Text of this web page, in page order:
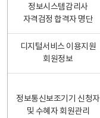
정보시스템감리사
자격검정 합격자 명단
디지털서비스 이용지원
회원정보
정보통신보조기기 신청자
및 수혜자 회원관리